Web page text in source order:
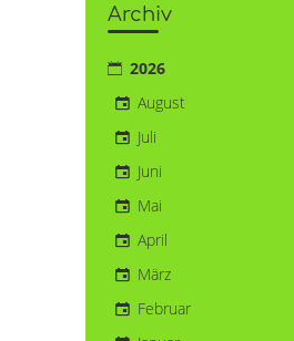
Archiv
2026
August
Juli
Juni
Mai
April
März
Februar